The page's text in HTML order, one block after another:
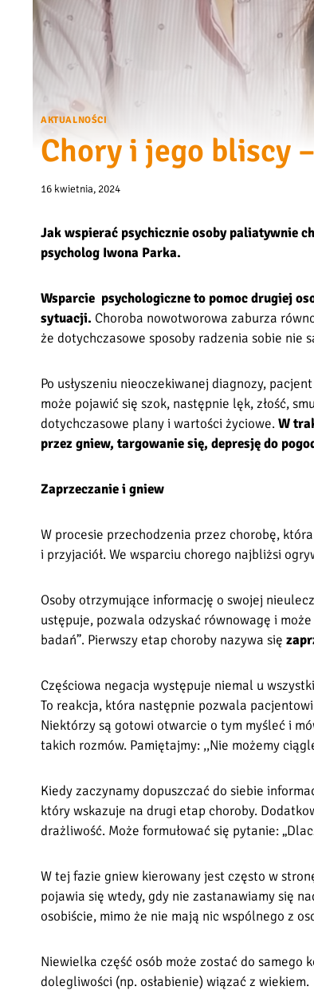
AKTUALNOŚCI
Chory i jego bliscy
16 kwietnia, 2024
Jak wspierać psychicznie osoby paliatywnie
psycholog Iwona Parka.
Wsparcie psychologiczne to pomoc drugiej
sytuacji. Choroba nowotworowa zaburza
że dotychczasowe sposoby radzenia sobie nie
Po usłyszeniu nieoczekiwanej diagnozy,
może pojawić się szok, następnie lęk, złość,
dotychczasowe plany i wartości życiowe. W
przez gniew, targowanie się, depresję do
Zaprzeczanie i gniew
W procesie przechodzenia przez chorobę,
i przyjaciół. We wsparciu chorego najbliżsi
Osoby otrzymujące informację o swojej
ustępuje, pozwala odzyskać równowagę i
badań”. Pierwszy etap choroby nazywa się
Częściowa negacja występuje niemal u
To reakcja, która następnie pozwala
Niektórzy są gotowi otwarcie o tym myśleć i
takich rozmów. Pamiętajmy: ,,Nie możemy
Kiedy zaczynamy dopuszczać do siebie
który wskazuje na drugi etap choroby.
drażliwość. Może formułować się pytanie:
W tej fazie gniew kierowany jest często w
pojawia się wtedy, gdy nie zastanawiamy się
osobiście, mimo że nie mają nic wspólnego z
Niewielka część osób może zostać do samego
dolegliwości (np. osłabienie) wiązać z wiekiem.